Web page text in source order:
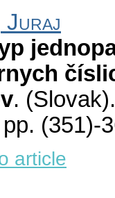
Juraj
. (Slovak).
pp. (351)-
article